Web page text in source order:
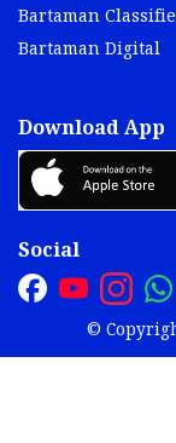
Bartaman
Bartaman Digital
Download App
Social
©